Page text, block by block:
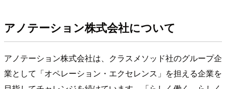
アノテーション株式会社について
アノテーション株式会社は、クラスメソッド社のグループ企
業として「オペレーション・エクセレンス」を担える企業を